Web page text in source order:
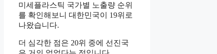
미세플라스틱 국가별 노출량 순위
를 확인해보니 대한민국이 19위로
나왔습니다.
더 심각한 점은 20위 중에 선진국